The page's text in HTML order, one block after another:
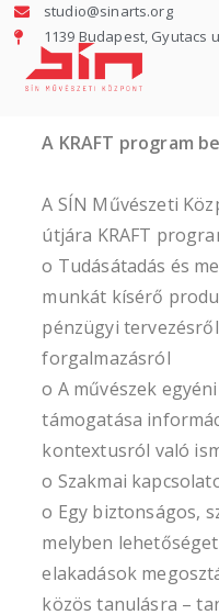
studio@sinarts.org
1139 Budapest, Gyutacs
A KRAFT program
A SÍN Művészeti
útjára KRAFT
o Tudásátadás és
munkát kísérő
pénzügyi
forgalmazásról
o A művészek
támogatása
kontextusról való
o Szakmai
o Egy biztonságos,
melyben
elakadások
közös tanulásra –